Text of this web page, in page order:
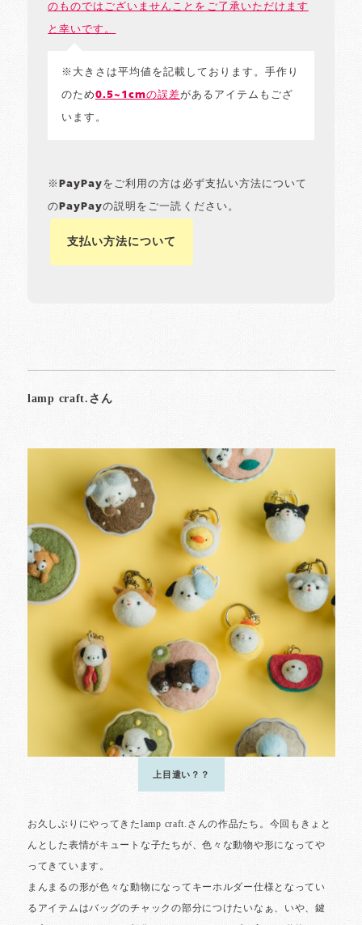
のものではございませんことをご了承いただけます
と幸いです。
※大きさは平均値を記載しております。手作り
のため0.5~1cmの誤差があるアイテムもござ
います。
※PayPayをご利用の方は必ず支払い方法について
のPayPayの説明をご一読ください。
支払い方法について